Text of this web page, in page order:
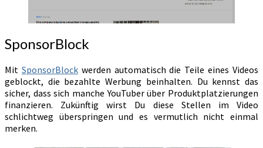
SponsorBlock
Mit SponsorBlockwerden automatisch die Teile eines Videos
geblockt, die bezahlte Werbung beinhalten. Du kennst das
sicher, dass sich manche YouTuber über Produktplatzierungen
finanzieren. Zukünftig wirst Du diese Stellen im Video
schlichtweg überspringen und es vermutlich nicht einmal
merken.